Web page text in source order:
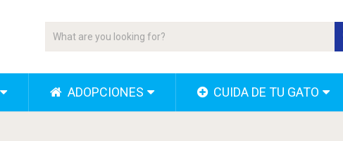
ADOPCIONES CUIDA DE TU GATO